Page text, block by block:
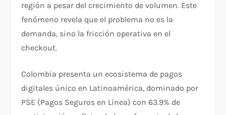
región a pesar del crecimiento de volumen. Este
fenómeno revela que el problema no es la
demanda, sino la fricción operativa en el
checkout.​
Colombia presenta un ecosistema de pagos
digitales único en Latinoamérica, dominado por
PSE (Pagos Seguros en Línea) con 63.9% de